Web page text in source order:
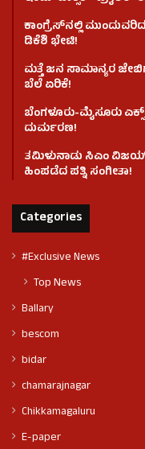
ಕಾಂಗ್ರೆಸ್​ನಲ್ಲಿ
ಡಿಕೆಶಿ ಭೇಟಿ!
ಮತ್ತೆ ಜನ ಸಾಮಾನ್ಯರ
ಬೆಲೆ ಏರಿಕೆ!
ಬೆಂಗಳೂರು-ಮೈಸೂರು
ದುರ್ಮರಣ!
ತಮಿಳುನಾಡು ಸಿಎಂ
ಹಿಂಪಡೆದ ಪತ್ನಿ ಸಂಗೀತಾ!
Categories
#Exclusive News
Top News
Ballary
bescom
bidar
chamarajnagar
Chikkamagaluru
E-paper